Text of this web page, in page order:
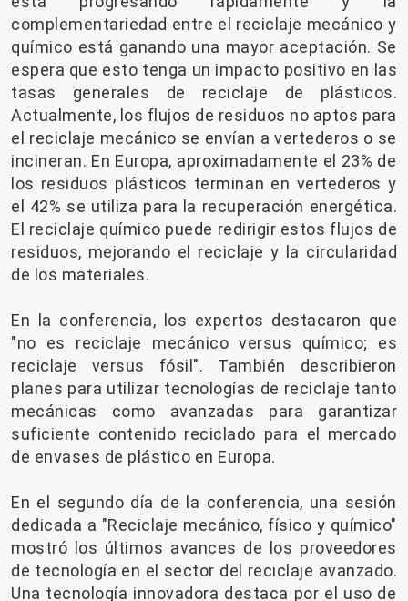
complementariedad entre el reciclaje mecánico y
químico está ganando una mayor aceptación. Se
espera que esto tenga un impacto positivo en las
tasas generales de reciclaje de plásticos.
Actualmente, los flujos de residuos no aptos para
el reciclaje mecánico se envían a vertederos o se
incineran. En Europa, aproximadamente el 23% de
los residuos plásticos terminan en vertederos y
el 42% se utiliza para la recuperación energética.
El reciclaje químico puede redirigir estos flujos de
residuos, mejorando el reciclaje y la circularidad
de los materiales.
En la conferencia, los expertos destacaron que
"no es reciclaje mecánico versus químico; es
reciclaje versus fósil". También describieron
planes para utilizar tecnologías de reciclaje tanto
mecánicas como avanzadas para garantizar
suficiente contenido reciclado para el mercado
de envases de plástico en Europa.
En el segundo día de la conferencia, una sesión
dedicada a "Reciclaje mecánico, físico y químico"
mostró los últimos avances de los proveedores
de tecnología en el sector del reciclaje avanzado.
Una tecnología innovadora destaca por el uso de